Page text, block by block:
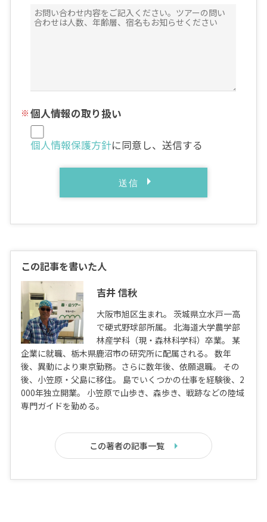
個人情報の取り扱い
個人情報保護方針に同意し、送信する
この記事を書いた人
吉井 信秋
大阪市旭区生まれ。 茨城県立水戸一高
で硬式野球部所属。 北海道大学農学部
林産学科（現・森林科学科）卒業。 某
企業に就職、栃木県鹿沼市の研究所に配属される。 数年
後、異動により東京勤務。さらに数年後、依願退職。 その
後、小笠原・父島に移住。 島でいくつかの仕事を経験後、2
000年独立開業。 小笠原で山歩き、森歩き、戦跡などの陸域
専門ガイドを勤める。
この著者の記事一覧